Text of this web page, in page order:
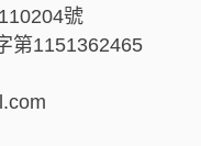
號
第1151362465